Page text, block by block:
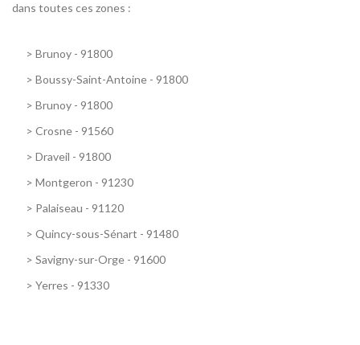
dans toutes ces zones :
> Brunoy - 91800
> Boussy-Saint-Antoine - 91800
> Brunoy - 91800
> Crosne - 91560
> Draveil - 91800
> Montgeron - 91230
> Palaiseau - 91120
> Quincy-sous-Sénart - 91480
> Savigny-sur-Orge - 91600
> Yerres - 91330